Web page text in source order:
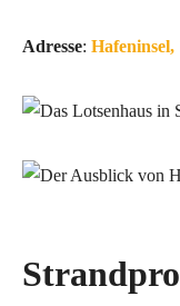
Adresse: Hafeninsel,